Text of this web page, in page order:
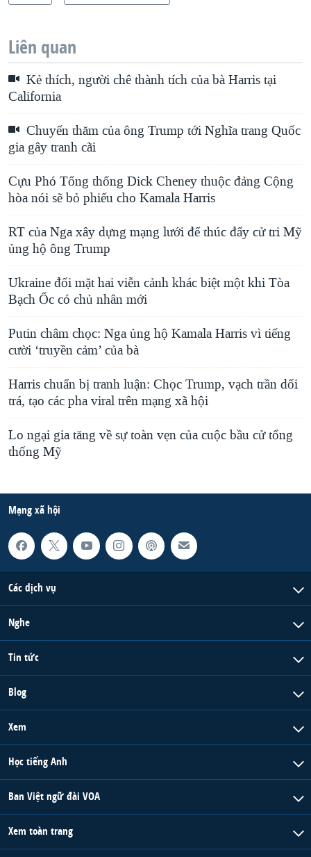
Liên quan
Kẻ thích, người chê thành tích của bà Harris tại
California
Chuyến thăm của ông Trump tới Nghĩa trang Quốc
gia gây tranh cãi
Cựu Phó Tổng thống Dick Cheney thuộc đảng Cộng
hòa nói sẽ bỏ phiếu cho Kamala Harris
RT của Nga xây dựng mạng lưới để thúc đẩy cử tri Mỹ
ủng hộ ông Trump
Ukraine đối mặt hai viễn cảnh khác biệt một khi Tòa
Bạch Ốc có chủ nhân mới
Putin châm chọc: Nga ủng hộ Kamala Harris vì tiếng
cười ‘truyền cảm’ của bà
Harris chuẩn bị tranh luận: Chọc Trump, vạch trần dối
trá, tạo các pha viral trên mạng xã hội
Lo ngại gia tăng về sự toàn vẹn của cuộc bầu cử tổng
thống Mỹ
Mạng xã hội
Các dịch vụ
Nghe
Tin tức
Blog
Xem
Học tiếng Anh
Ban Việt ngữ đài VOA
Xem toàn trang